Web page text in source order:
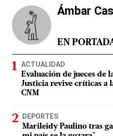
Ámbar
EN
ACTUALIDAD
Evaluación de jueces de
Justicia revive críticas a
CNM
DEPORTES
Marileidy Paulino tras